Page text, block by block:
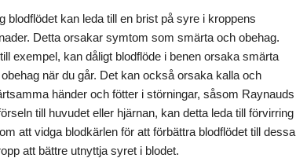
blodflödet kan leda till en brist på syre i kroppens
Detta orsakar symtom som smärta och obehag.
exempel, kan dåligt blodflöde i benen orsaka smärta
när du går. Det kan också orsaka kalla och
händer och fötter i störningar, såsom Raynauds
till huvudet eller hjärnan, kan detta leda till förvirring
att vidga blodkärlen för att förbättra blodflödet till dessa
att bättre utnyttja syret i blodet.